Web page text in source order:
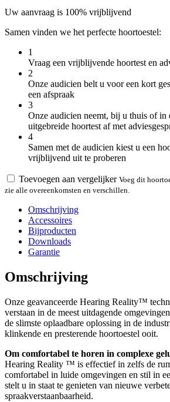
Uw aanvraag is 100% vrijblijvend
Samen vinden we het perfecte hoortoestel:
1
Vraag een vrijblijvende hoortest en
2
Onze audicien belt u voor een kort
een afspraak
3
Onze audicien neemt, bij u thuis of in
uitgebreide hoortest af met
4
Samen met de audicien kiest u een
vrijblijvend uit te proberen
Toevoegen aan vergelijker Voeg dit
zie alle overeenkomsten en verschillen.
Omschrijving
Accessoires
Bijproducten
Downloads
Garantie
Omschrijving
Onze geavanceerde Hearing Reality™
verstaan in de meest uitdagende
de slimste oplaadbare oplossing in de
klinkende en presterende hoortoestel ooit.
Om comfortabel te horen in complexe
Hearing Reality ™ is effectief in zelfs de
comfortabel in luide omgevingen en stil in
stelt u in staat te genieten van nieuwe
spraakverstaanbaarheid.